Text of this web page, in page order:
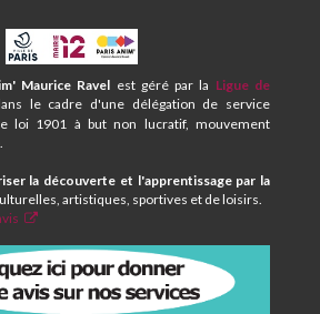
CPA
ET
CENTRE
SOCIAL
MAURICE
Maurice Ravel est géré par la Ligue de
le cadre d'une délégation de service
loi 1901 à but non lucratif, mouvement
la découverte et l'apprentissage par la
artistiques, sportives et de loisirs.